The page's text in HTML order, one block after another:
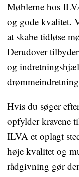
Møblerne hos
og gode kvalitet.
at skabe tidløse
Derudover
og
Hvis du søger
opfylder kravene
ILVA et oplagt
høje kvalitet og
rådgivning gør